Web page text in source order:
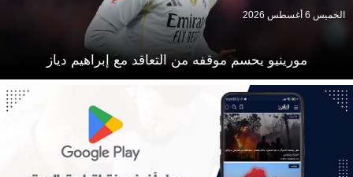
مورينيو يحسم موقفه من التعاقد مع إبراهيم دياز
الخميس 6 أغسطس 2026